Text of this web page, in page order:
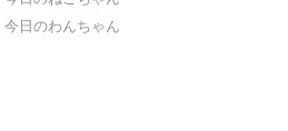
今日のわんちゃん